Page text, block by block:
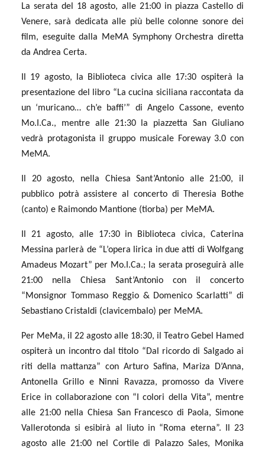
La serata del 18 agosto, alle 21:00 in piazza Castello di
Venere, sarà dedicata alle più belle colonne sonore dei
film, eseguite dalla MeMA Symphony Orchestra diretta
da Andrea Certa.
Il 19 agosto, la Biblioteca civica alle 17:30 ospiterà la
presentazione del libro “La cucina siciliana raccontata da
un ‘muricano… ch’e baffi’” di Angelo Cassone, evento
Mo.I.Ca., mentre alle 21:30 la piazzetta San Giuliano
vedrà protagonista il gruppo musicale Foreway 3.0 con
MeMA.
Il 20 agosto, nella Chiesa Sant’Antonio alle 21:00, il
pubblico potrà assistere al concerto di Theresia Bothe
(canto) e Raimondo Mantione (tiorba) per MeMA.
Il 21 agosto, alle 17:30 in Biblioteca civica, Caterina
Messina parlerà de “L’opera lirica in due atti di Wolfgang
Amadeus Mozart” per Mo.I.Ca.; la serata proseguirà alle
21:00 nella Chiesa Sant’Antonio con il concerto
“Monsignor Tommaso Reggio & Domenico Scarlatti” di
Sebastiano Cristaldi (clavicembalo) per MeMA.
Per MeMa, il 22 agosto alle 18:30, il Teatro Gebel Hamed
ospiterà un incontro dal titolo “Dal ricordo di Salgado ai
riti della mattanza” con Arturo Safina, Mariza D’Anna,
Antonella Grillo e Ninni Ravazza, promosso da Vivere
Erice in collaborazione con “I colori della Vita”, mentre
alle 21:00 nella Chiesa San Francesco di Paola, Simone
Vallerotonda si esibirà al liuto in “Roma eterna”. Il 23
agosto alle 21:00 nel Cortile di Palazzo Sales, Monika